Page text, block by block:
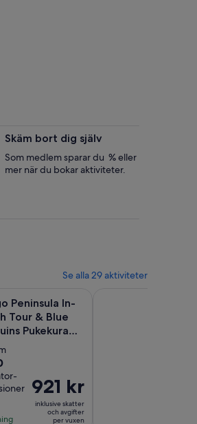
Skäm bort dig själv
Som medlem sparar du % eller
mer när du bokar aktiviteter.
Se alla 29 aktiviteter
Peninsula In-
Tour & Blue
Pukekura
Priset
är
921 kr
921 kr
inklusive skatter
och avgifter
per vuxen